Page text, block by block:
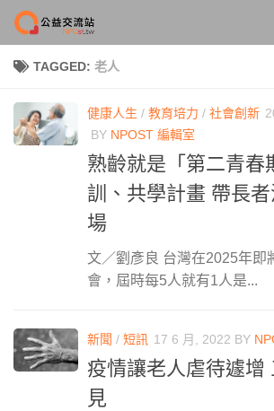
Skip to content
TAGGED: 老人
健康人生 / 教育培力 / 社會創新
BY NPOST 編輯室
熟齡就是「第二青春
訓、共學計畫 帶長
場
文／劉彥良 台灣在2025年即
會，屆時每5人就有1人是...
新聞 / 短訊 17 6 月, 2022 BY
疫情讓老人虐待遽增
見